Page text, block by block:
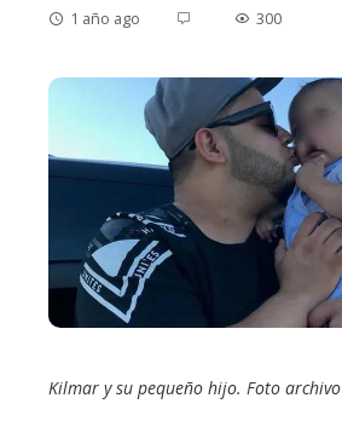
1 año ago 300
Kilmar y su pequeño hijo. Foto archivo